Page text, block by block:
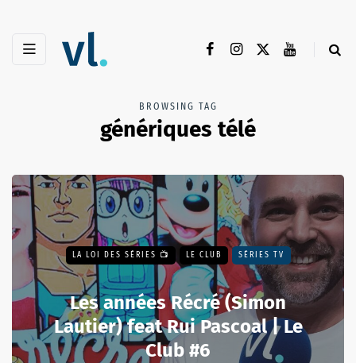
BROWSING TAG
génériques télé
LA LOI DES SÉRIES 📺 LE CLUB SÉRIES TV
Les années Récré (Simon
Lautier) feat Rui Pascoal | Le
Club #6